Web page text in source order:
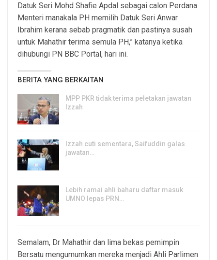
Datuk Seri Mohd Shafie Apdal sebagai calon Perdana
Menteri manakala PH memilih Datuk Seri Anwar
Ibrahim kerana sebab pragmatik dan pastinya susah
untuk Mahathir terima semula PH,” katanya ketika
dihubungi PN BBC Portal, hari ini.
BERITA YANG BERKAITAN
MPP PKR tidak terima peletakan jawatan
Izzah
Izzah cuti sementara, Saifuddin galas
jawatan…
Lebih ramai ahli baharu daftar masuk
UMNO lepas PRN…
Semalam, Dr Mahathir dan lima bekas pemimpin
Bersatu mengumumkan mereka menjadi Ahli Parlimen